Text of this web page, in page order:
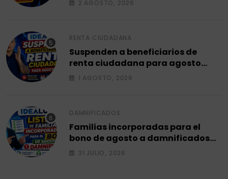
2 AGOSTO, 2026
RENTA CIUDADANA
Suspenden a beneficiarios de
renta ciudadana para agosto
2026.
1 AGOSTO, 2026
DAMNIFICADOS
Familias incorporadas para el
bono de agosto a damnificados
2026.
31 JULIO, 2026